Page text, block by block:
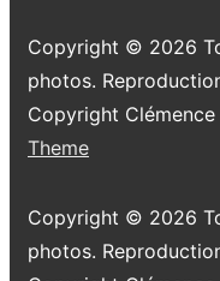
Copyright © 2026
photos.
Copyright Clémence
Theme
Copyright © 2026
photos.